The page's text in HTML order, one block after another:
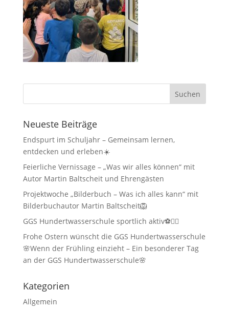
Neueste Beiträge
Endspurt im Schuljahr – Gemeinsam lernen,
entdecken und erleben☀️
Feierliche Vernissage – „Was wir alles können“ mit
Autor Martin Baltscheit und Ehrengästen
Projektwoche „Bilderbuch – Was ich alles kann“ mit
Bilderbuchautor Martin Baltscheit🦁
GGS Hundertwasserschule sportlich aktiv⚽🏃‍♂️
Frohe Ostern wünscht die GGS Hundertwasserschule
🌸Wenn der Frühling einzieht – Ein besonderer Tag
an der GGS Hundertwasserschule🌸
Kategorien
Allgemein